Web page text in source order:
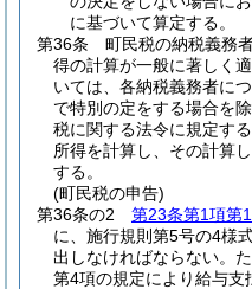
に基づいて算定する。
第36条
町民税の納税義務
得の計算が一般に著しく
いては、各納税義務者に
で特別の定をする場合を
税に関する法令に規定す
所得を計算し、その計算
する。
(町民税の申告)
第36条の2
第23条第1項第
に、施行規則第5号の4様
出しなければならない。
第4項の規定により給与